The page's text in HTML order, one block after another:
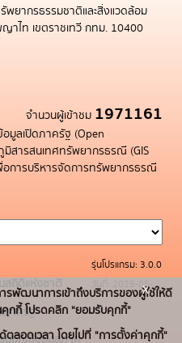
ยากรธรรมชาติและสิ่งแวดล้อม
าไท เขตราชเทวี กทม. 10400
จำนวนผู้เข้าชม 1971161
มูลเปิดภาครัฐ (Open
มิสารสนเทศทรัพยากรธรณี (GIS
อการบริหารจัดการทรัพยากรธรณี
สถิติแห่งชาติ
าครัฐ
มบัญชีข้อมูลภาค
รุ่นโปรแกรม: 3.0.0
วันที่: 2025-05-
19
รพัฒนาการเข้าถึงบริการของผู้ใช้ให้ดี
กกี้ โปรดคลิก "ยอมรับคุกกี้"
ลอดเวลา โดยไปที่ "การตั้งค่าคุกกี้"
x